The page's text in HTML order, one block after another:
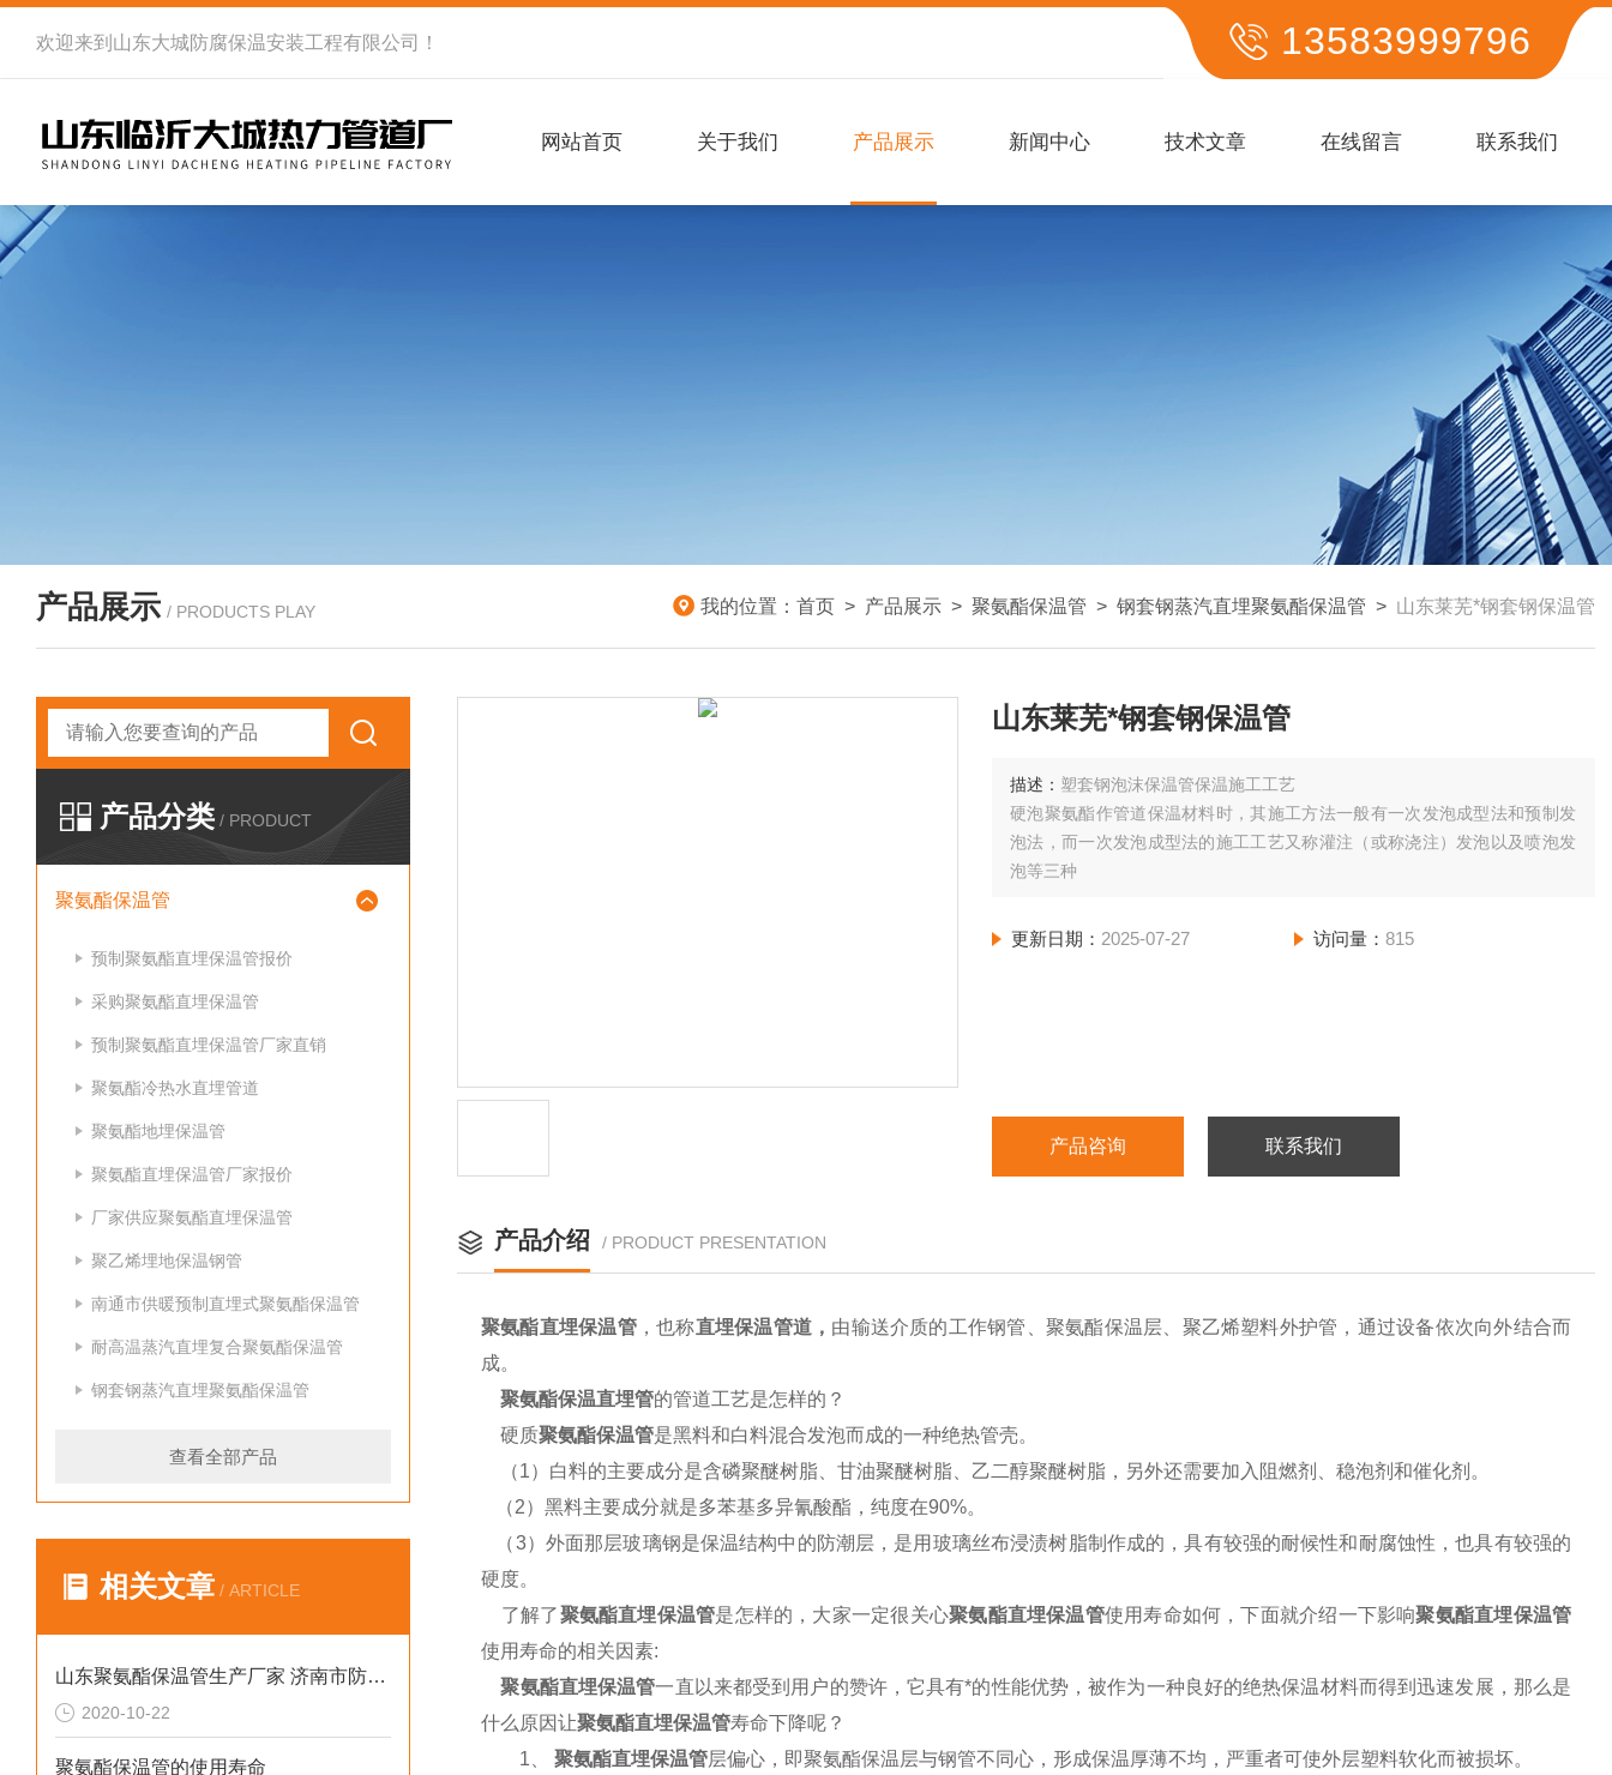
欢迎来到 山东大城防腐保温安装工程有限公司 ！ 13583999796
网站首页 关于我们 产品展示 新闻中心 技术文章 在线留言 联系我们
产品展示 / PRODUCTS PLAY 我的位置： 首页 > 产品展示 > 聚氨酯保温管 > 钢套钢蒸汽直埋聚氨酯保温管 > 山东莱芜*钢套钢保温管
产品分类 / PRODUCT
聚氨酯保温管
预制聚氨酯直埋保温管报价
采购聚氨酯直埋保温管
预制聚氨酯直埋保温管厂家直销
聚氨酯冷热水直埋管道
聚氨酯地埋保温管
聚氨酯直埋保温管厂家报价
厂家供应聚氨酯直埋保温管
聚乙烯埋地保温钢管
南通市供暖预制直埋式聚氨酯保温管
耐高温蒸汽直埋复合聚氨酯保温管
钢套钢蒸汽直埋聚氨酯保温管
查看全部产品
相关文章 / ARTICLE
山东聚氨酯保温管生产厂家 济南市防腐保温材料
2020-10-22
聚氨酯保温管的使用寿命
山东莱芜*钢套钢保温管
描述： 塑套钢泡沫保温管保温施工工艺
硬泡聚氨酯作管道保温材料时，其施工方法一般有一次发泡成型法和预制发
泡法，而一次发泡成型法的施工工艺又称灌注（或称浇注）发泡以及喷泡发
泡等三种
更新日期： 2025-07-27 访问量： 815
产品咨询 联系我们
产品介绍 / PRODUCT PRESENTATION
聚氨酯直埋保温管，也称直埋保温管道， 由输送介质的工作钢管、聚氨酯保温层、聚乙烯塑料外护管，通过设备依次向外结合而
成。
聚氨酯保温直埋管的管道工艺是怎样的？
硬质聚氨酯保温管是黑料和白料混合发泡而成的一种绝热管壳。
（1）白料的主要成分是含磷聚醚树脂、甘油聚醚树脂、乙二醇聚醚树脂，另外还需要加入阻燃剂、稳泡剂和催化剂。
（2）黑料主要成分就是多苯基多异氰酸酯，纯度在90%。
（3）外面那层玻璃钢是保温结构中的防潮层，是用玻璃丝布浸渍树脂制作成的，具有较强的耐候性和耐腐蚀性，也具有较强的
硬度。
了解了聚氨酯直埋保温管是怎样的，大家一定很关心聚氨酯直埋保温管使用寿命如何，下面就介绍一下影响聚氨酯直埋保温管
使用寿命的相关因素:
聚氨酯直埋保温管一直以来都受到用户的赞许，它具有*的性能优势，被作为一种良好的绝热保温材料而得到迅速发展，那么是
什么原因让聚氨酯直埋保温管寿命下降呢？
1、 聚氨酯直埋保温管层偏心，即聚氨酯保温层与钢管不同心，形成保温厚薄不均，严重者可使外层塑料软化而被损坏。